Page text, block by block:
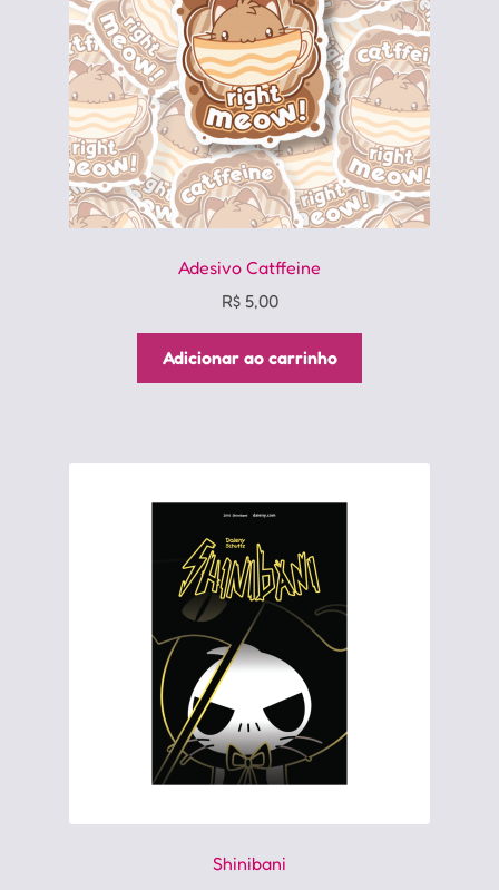
Adesivo Catffeine
R$5,00
Adicionar ao carrinho
Shinibani